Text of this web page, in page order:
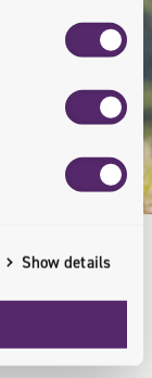
Show details